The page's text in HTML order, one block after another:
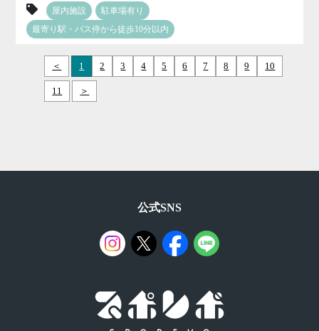
屋内施設
駐車場有り
最寄り駅・バス停から徒歩10分以内
＜ 1 2 3 4 5 6 7 8 9 10
11 ＞
公式SNS